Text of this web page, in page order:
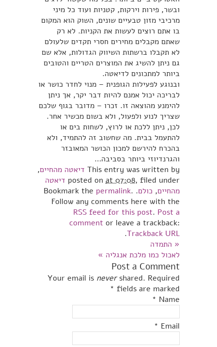
ובשר, פירות וירקות, קטניות ועוד כל מיני
מרכיבי מזון טבעיים שונים, השוק הוא המקום
בו אתם רוצים לעשות את הקניות. לא רק
שאתם מקבלים מחירים חסרי תקדים שלעולם
לא תקבלו ברשתות השיווק הגדולות, אלא שם
גם ניתן להשיג את המוצרים הטריים והטובים
ביותר למתכונים לדיאטה.
ובנוגע לפעילות הגופנית – מנוי לחדר כושר או
לבריכה יכול אמנם להיות דבר יקר, אך ניתן
להימנע מהוצאה זו. זכרו – מדובר בגוף שלכם
שצריך לנוע ולפעול, ולא בשום מכשיר אחר.
לכן, ניתן ללכת או לרוץ, לשחות בים או
להתעמל בבית. מה שחשוב זה להתמיד, ולא
בהכרח להירשם למכון הכושר המאובזר
והגרנדיוזי ביותר בסביבה…
This entry was written by דיאטה מהחיים,
posted on at 07:08, filed under
דיאטה
מהחיים, כולם. Bookmark the
permalink.
Follow any comments here with the
RSS feed for this post. Post a
comment or leave a trackback:
Trackback URL
.
« התמדה
לאכול כמו מלכת אנגליה »
Post a Comment
Your email is nevershared. Required
fields are marked
*
Name
*
Email
*